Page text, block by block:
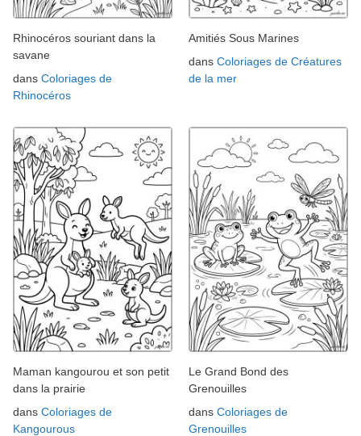
Rhinocéros souriant dans la
savane
dans Coloriages de
Rhinocéros
Amitiés Sous Marines
dans Coloriages de Créatures
de la mer
Maman kangourou et son petit
dans la prairie
dans Coloriages de
Kangourous
Le Grand Bond des
Grenouilles
dans Coloriages de
Grenouilles